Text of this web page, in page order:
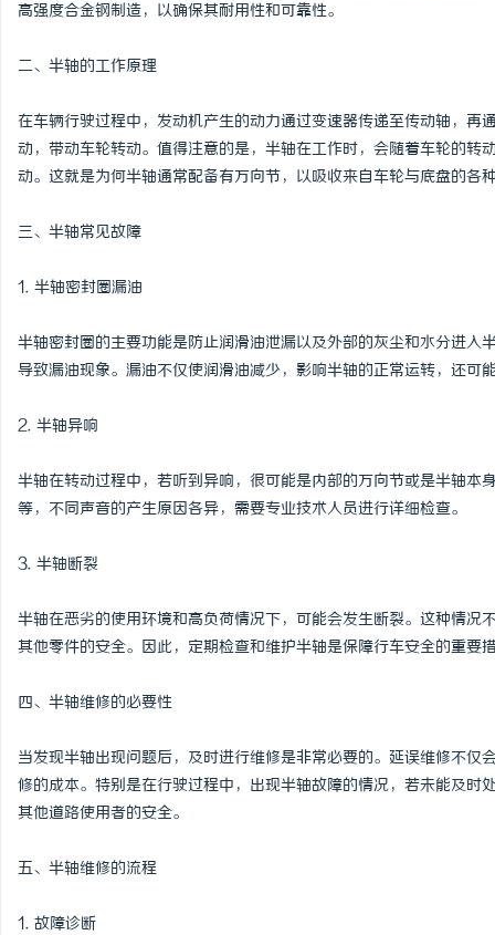
高强度合金钢制造，以确保其耐用性和可靠性。
二、半轴的工作原理
在车辆行驶过程中，发动机产生的动力通过变速器传递至传动轴，
动，带动车轮转动。值得注意的是，半轴在工作时，会随着车轮的
动。这就是为何半轴通常配备有万向节，以吸收来自车轮与底盘的各
三、半轴常见故障
1. 半轴密封圈漏油
半轴密封圈的主要功能是防止润滑油泄漏以及外部的灰尘和水分进
导致漏油现象。漏油不仅使润滑油减少，影响半轴的正常运转，还可
2. 半轴异响
半轴在转动过程中，若听到异响，很可能是内部的万向节或是半轴
等，不同声音的产生原因各异，需要专业技术人员进行详细检查。
3. 半轴断裂
半轴在恶劣的使用环境和高负荷情况下，可能会发生断裂。这种情
其他零件的安全。因此，定期检查和维护半轴是保障行车安全的重要
四、半轴维修的必要性
当发现半轴出现问题后，及时进行维修是非常必要的。延误维修不
修的成本。特别是在行驶过程中，出现半轴故障的情况，若未能及
其他道路使用者的安全。
五、半轴维修的流程
1. 故障诊断
武汉配眼镜 上海配眼镜